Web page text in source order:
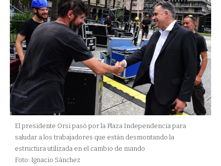
El presidente Orsi pasó por la Plaza Independencia para
saludar a los trabajadores que están desmontando la
estructura utilizada en el cambio de mando
Foto: Ignacio Sánchez